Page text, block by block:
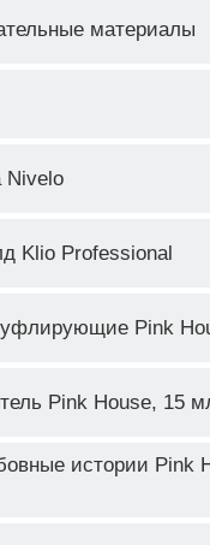
материалы
Nivelo
Klio Professional
Pink
Pink House, 15
истории Pink